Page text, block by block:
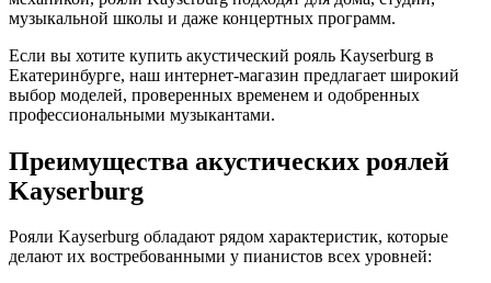
музыкальной школы и даже концертных программ.
Если вы хотите купить акустический рояль Kayserburg в
Екатеринбурге, наш интернет-магазин предлагает широкий
выбор моделей, проверенных временем и одобренных
профессиональными музыкантами.
Преимущества акустических роялей
Kayserburg
Рояли Kayserburg обладают рядом характеристик, которые
делают их востребованными у пианистов всех уровней: